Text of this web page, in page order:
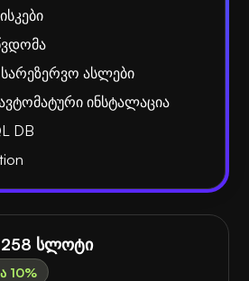
ასლები
ინსტალაცია
DB
258 სლოტი
10%